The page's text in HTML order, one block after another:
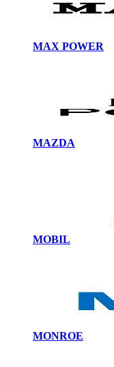
MAX POWER
MAZDA
MOBIL
MONROE